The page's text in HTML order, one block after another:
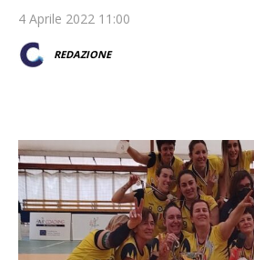
4 Aprile 2022 11:00
REDAZIONE